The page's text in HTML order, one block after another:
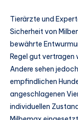
Tierärzte und
Sicherheit von
bewährte
Regel gut vertragen
Andere sehen
empfindlichen
angeschlagenen
individuellen